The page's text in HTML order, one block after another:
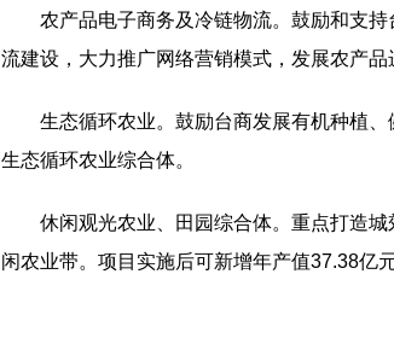
农产品电子商务及冷链物流。鼓励和支
流建设，大力推广网络营销模式，发展农产品
生态循环农业。鼓励台商发展有机种植
生态循环农业综合体。
休闲观光农业、田园综合体。重点打造
闲农业带。项目实施后可新增年产值37.38亿元